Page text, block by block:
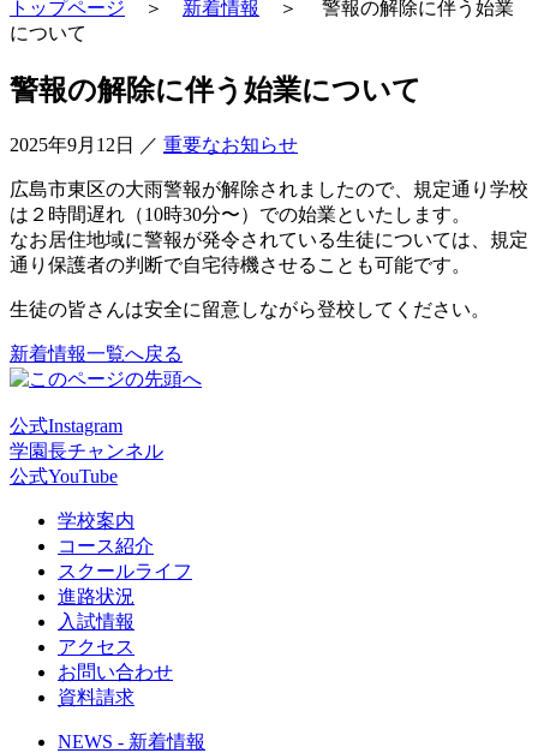
トップページ ＞ 新着情報
＞ 警報の解除に伴う始業
について
警報の解除に伴う始業について
2025年9月12日 ／ 重要なお知らせ
広島市東区の大雨警報が解除されましたので、規定通り学校
は２時間遅れ（10時30分〜）での始業といたします。
なお居住地域に警報が発令されている生徒については、規定
通り保護者の判断で自宅待機させることも可能です。
生徒の皆さんは安全に留意しながら登校してください。
新着情報一覧へ戻る
公式Instagram
学園長チャンネル
公式YouTube
学校案内
コース紹介
スクールライフ
進路状況
入試情報
アクセス
お問い合わせ
資料請求
NEWS - 新着情報